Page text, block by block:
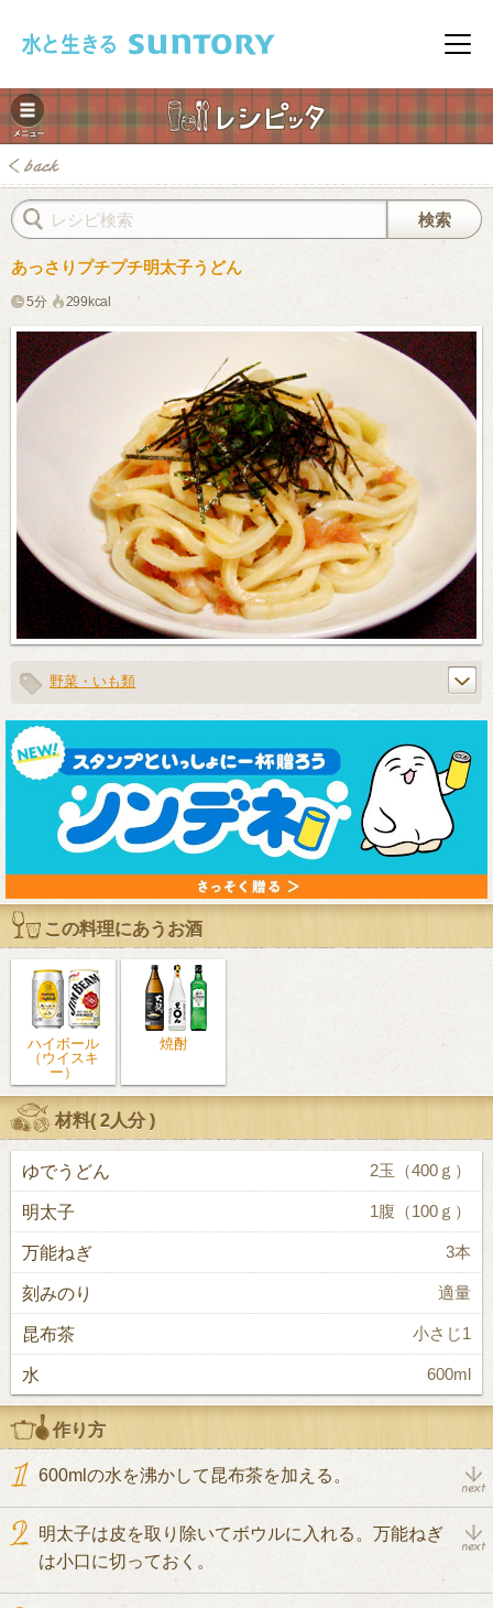
メニ
シピ
あっさりプチプチ明太子うどん
5分 299kcal
野菜・いも類
この料理にあうお酒
ハイボール
（ウイスキ
ー）
焼酎
材料(2人分)
ゆでうどん 2玉（400ｇ）
明太子 1腹（100ｇ）
万能ねぎ 3本
刻みのり 適量
昆布茶 小さじ1
水 600ml
作り方
600mlの水を沸かして昆布茶を加える。
明太子は皮を取り除いてボウルに入れる。万能ねぎ
は小口に切っておく。